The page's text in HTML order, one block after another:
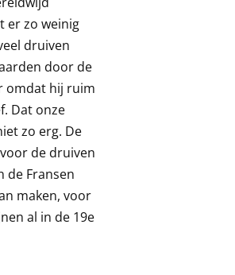
er zo weinig
druiven
door de
omdat hij ruim
Dat onze
zo erg. De
de druiven
de Fransen
maken, voor
al in de 19e